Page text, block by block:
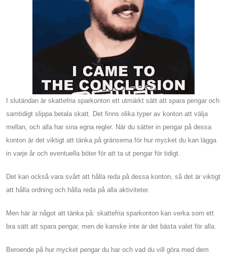
I slutändan är skattefria sparkonton ett utmärkt sätt att spara pengar och
samtidigt slippa betala skatt. Det finns olika typer av konton att välja
mellan, och alla har sina egna regler. När du sätter in pengar på dessa
konton är det viktigt att tänka på gränserna för hur mycket du kan lägga
in varje år och eventuella böter för att ta ut pengar för tidigt.
Det kan också vara svårt att hålla reda på dessa konton, så det är viktigt
att hålla ordning och hålla reda på alla aktiviteter.
Men här är något att tänka på: skattefria sparkonton kan verka som ett
bra sätt att spara pengar, men de kanske inte är det bästa valet för alla.
Beroende på hur mycket pengar du har och vad du vill göra med dem